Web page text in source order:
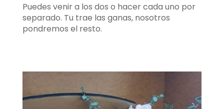
Puedes venir a los dos o hacer cada uno por
separado. Tu trae las ganas, nosotros
pondremos el resto.